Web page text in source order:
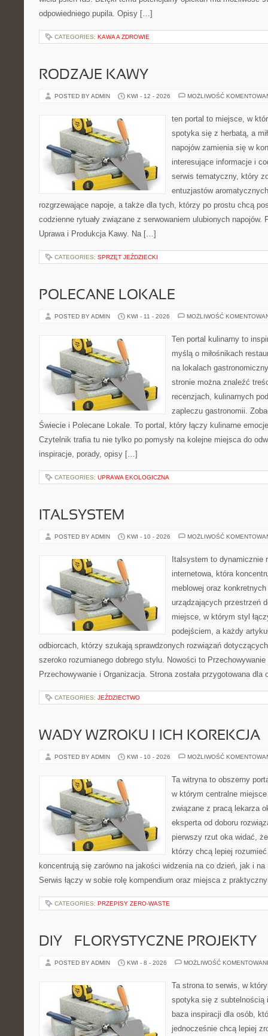
odpowiedniego pupila. Opisy […]
CATEGORIES: KAWA A ZDROWIE
RODZAJE KAWY
POSTED BY ADMIN KWI - 12 - 2026 MOŻLIWOŚĆ
ten portal to miejsce, w
spotyka się z herbatą, a
napojów zamienia się w
interesujące informacje i
serwis tematyczny, który
entuzjastów
rozgrzewające napoje, a także dla tych, którzy po prostu chcą
codzienne rytuały związane z serwowaniem ulubionych napojów.
Uprawa i Produkcja Kawy. Na […]
CATEGORIES: SPRZĘT JEŹDZIECKI
POLECANE LOKALE
POSTED BY ADMIN KWI - 11 - 2026 MOŻLIWOŚĆ
Ten portal kulinarny to
myślą o miłośnikach
na lokalach
stronie można znaleźć
recenzjach, kulinarnych
zapleczu gastronomii.
Świecie i Polecane Lokale. To portal, który łączy kulinarne
Czytelnik trafia tu nie tylko po pomysły na kolejne miejsca do
inspiracje, porady, opisy […]
CATEGORIES: UPRAWA EKOLOGICZNA
ITALSYSTEM
POSTED BY ADMIN KWI - 10 - 2026 MOŻLIWOŚĆ
Italsystem to dynamicznie
internetowa, która
meblowej oraz
urządzających przestrzeń
miejsce, w którym styl
podejściem, a każdy
odbiorcach, którzy szukają sprawdzonych rozwiązań
szeroko rozumianego dobrego stylu. Nowości to
Przechowywanie i Organizacja. Strona została przygotowana
CATEGORIES: JEŹDZIECTWO
WADY WZROKU I ICH KOREKCJA
POSTED BY ADMIN KWI - 10 - 2026 MOŻLIWOŚĆ
Ta witryna to obszerny
w którym centralne
związane z pracą lekarza
eksperta od doboru
pierwszy rzut oka widać,
którzy chcą lepiej
koncentrują się zarówno na jakości widzenia na co dzień, jak i na
Serwis łączy w sobie rolę kompendium oraz miejsca z
CATEGORIES: PRZEPISY ZERO-WASTE
DIY – FLORYSTYCZNE PROJEKTY
POSTED BY ADMIN KWI - 8 - 2026 MOŻLIWOŚĆ
Ta strona to serwis, w
spotyka się z subtelnością
baza inspiracji dla osób,
jednocześnie chcą lepiej